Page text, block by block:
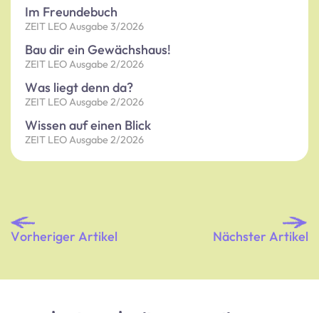
Im Freundebuch
ZEIT LEO Ausgabe 3/2026
Bau dir ein Gewächshaus!
ZEIT LEO Ausgabe 2/2026
Was liegt denn da?
ZEIT LEO Ausgabe 2/2026
Wissen auf einen Blick
ZEIT LEO Ausgabe 2/2026
Vorheriger Artikel Nächster Artikel